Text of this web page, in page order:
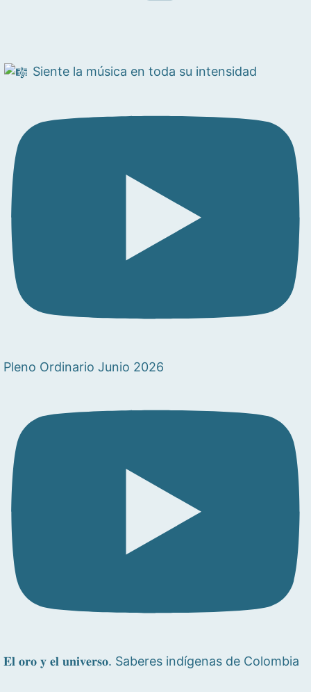
Siente la música en toda su intensidad
Pleno Ordinario Junio 2026
𝐄𝐥 𝐨𝐫𝐨 𝐲 𝐞𝐥 𝐮𝐧𝐢𝐯𝐞𝐫𝐬𝐨. Saberes indígenas de Colombia